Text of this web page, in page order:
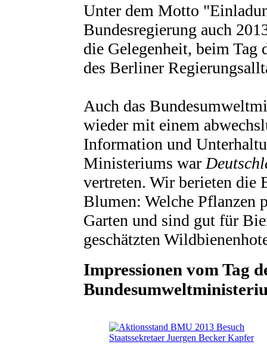
Unter dem Motto
Bundesregierung auch
die Gelegenheit, beim
des Berliner
Auch das
wieder mit einem
Information und
Ministeriums war
vertreten. Wir berieten die
Blumen: Welche Pflanzen
Garten und sind gut für
geschätzten
Impressionen vom Tag